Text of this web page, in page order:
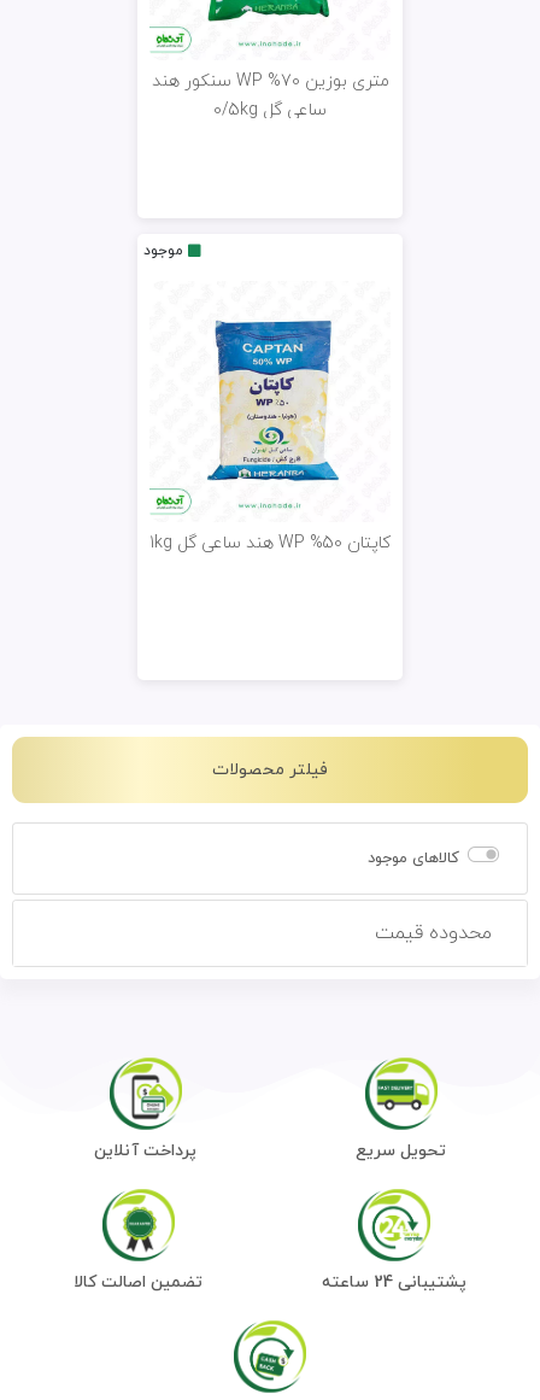
فیلتر محصولات
کالاهای موجود
محدوده قیمت
متری بوزین WP %70 سنکور هند
ساعی گل 0/5kg
موجود
کاپتان WP %50 هند ساعی گل 1kg
تحویل سریع پرداخت آنلاین
پشتیبانی 24 ساعته تضمین اصالت کالا